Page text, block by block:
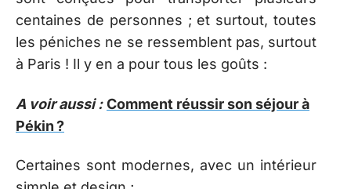
centaines de personnes ; et surtout, toutes
les péniches ne se ressemblent pas, surtout
à Paris ! Il y en a pour tous les goûts :
A voir aussi : Comment réussir son séjour à
Pékin ?
Certaines sont modernes, avec un intérieur